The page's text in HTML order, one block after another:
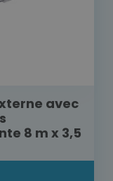
avec
8 m x 3,5